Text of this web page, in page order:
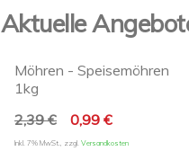
Aktuelle
Möhren - Speisemöhren
1kg
2,39 €
0,99 €
Inkl. 7% MwSt., zzgl. Versandkosten